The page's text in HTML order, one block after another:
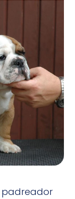
padreador